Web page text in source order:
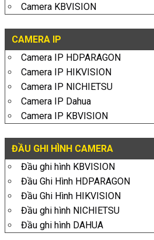
Camera KBVISION
CAMERA IP
Camera IP HDPARAGON
Camera IP HIKVISION
Camera IP NICHIETSU
Camera IP Dahua
Camera IP KBVISION
ĐẦU GHI HÌNH CAMERA
Đầu ghi hình KBVISION
Đầu Ghi Hình HDPARAGON
Đầu Ghi Hình HIKVISION
Đầu ghi hình NICHIETSU
Đầu ghi hình DAHUA